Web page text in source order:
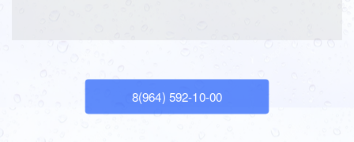
8(964) 592-10-00